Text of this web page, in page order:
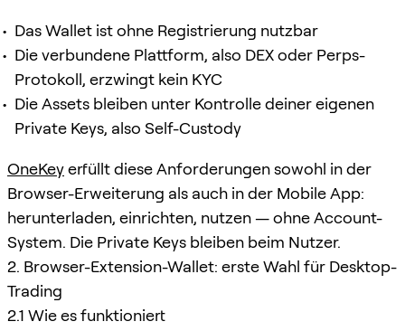
Das Wallet ist ohne Registrierung nutzbar
Die verbundene Plattform, also DEX oder Perps-
Protokoll, erzwingt kein KYC
Die Assets bleiben unter Kontrolle deiner eigenen
Private Keys, also Self-Custody
OneKeyerfüllt diese Anforderungen sowohl in der
Browser-Erweiterung als auch in der Mobile App:
herunterladen, einrichten, nutzen — ohne Account-
System. Die Private Keys bleiben beim Nutzer.
2. Browser-Extension-Wallet: erste Wahl für Desktop-
Trading
2.1 Wie es funktioniert